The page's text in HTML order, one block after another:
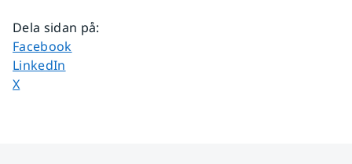
Dela sidan på:
Dela sidan på
Facebook
Dela sidan på
LinkedIn
Dela sidan på
X